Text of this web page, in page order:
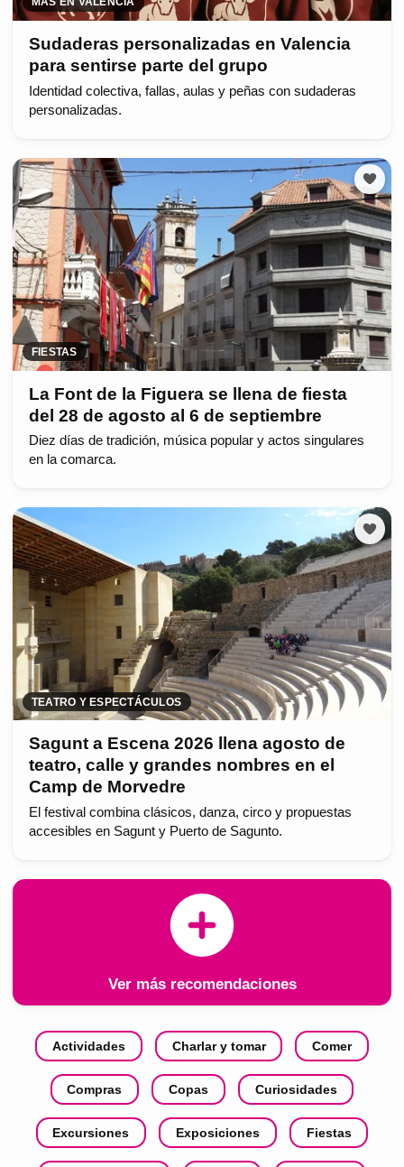
Sudaderas personalizadas en Valencia
para sentirse parte del grupo
Identidad colectiva, fallas, aulas y peñas con sudaderas
personalizadas.
FIESTAS
La Font de la Figuera se llena de fiesta
del 28 de agosto al 6 de septiembre
Diez días de tradición, música popular y actos singulares
en la comarca.
TEATRO Y ESPECTÁCULOS
Sagunt a Escena 2026 llena agosto de
teatro, calle y grandes nombres en el
Camp de Morvedre
El festival combina clásicos, danza, circo y propuestas
accesibles en Sagunt y Puerto de Sagunto.
Ver más recomendaciones
Actividades Charlar y tomar Comer
Compras Copas Curiosidades
Excursiones Exposiciones Fiestas